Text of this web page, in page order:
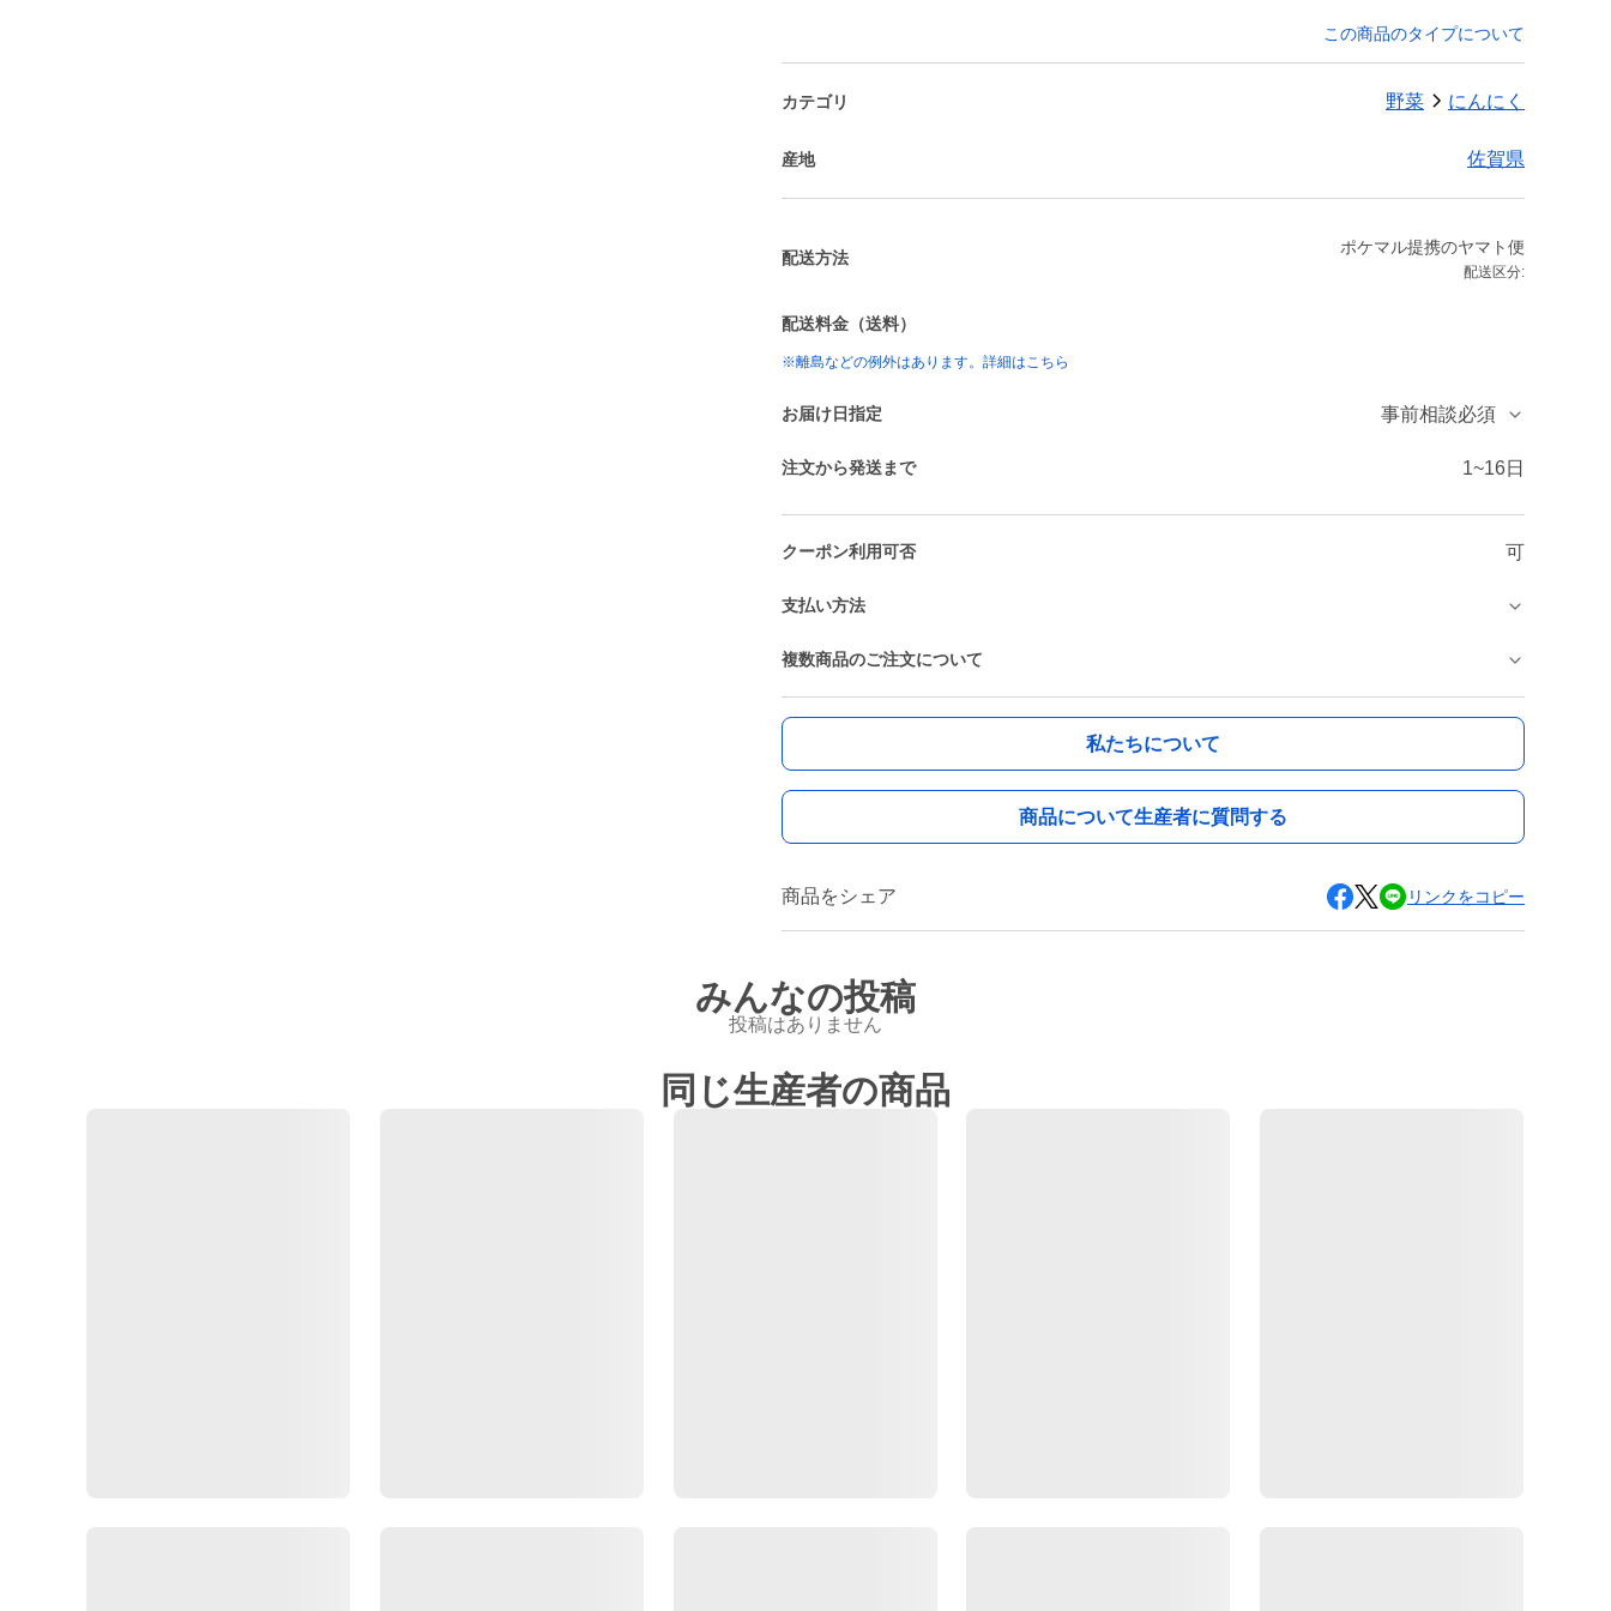
この商品のタイプについて
カテゴリ 野菜 にんにく
産地 佐賀県
配送方法
ポケマル提携のヤマト便
配送区分:
配送料金（送料）
※離島などの例外はあります。詳細はこちら
お届け日指定 事前相談必須
注文から発送まで 1~16日
クーポン利用可否 可
支払い方法
複数商品のご注文について
私たちについて
商品について生産者に質問する
商品をシェア リンクをコピー
みんなの投稿
投稿はありません
同じ生産者の商品